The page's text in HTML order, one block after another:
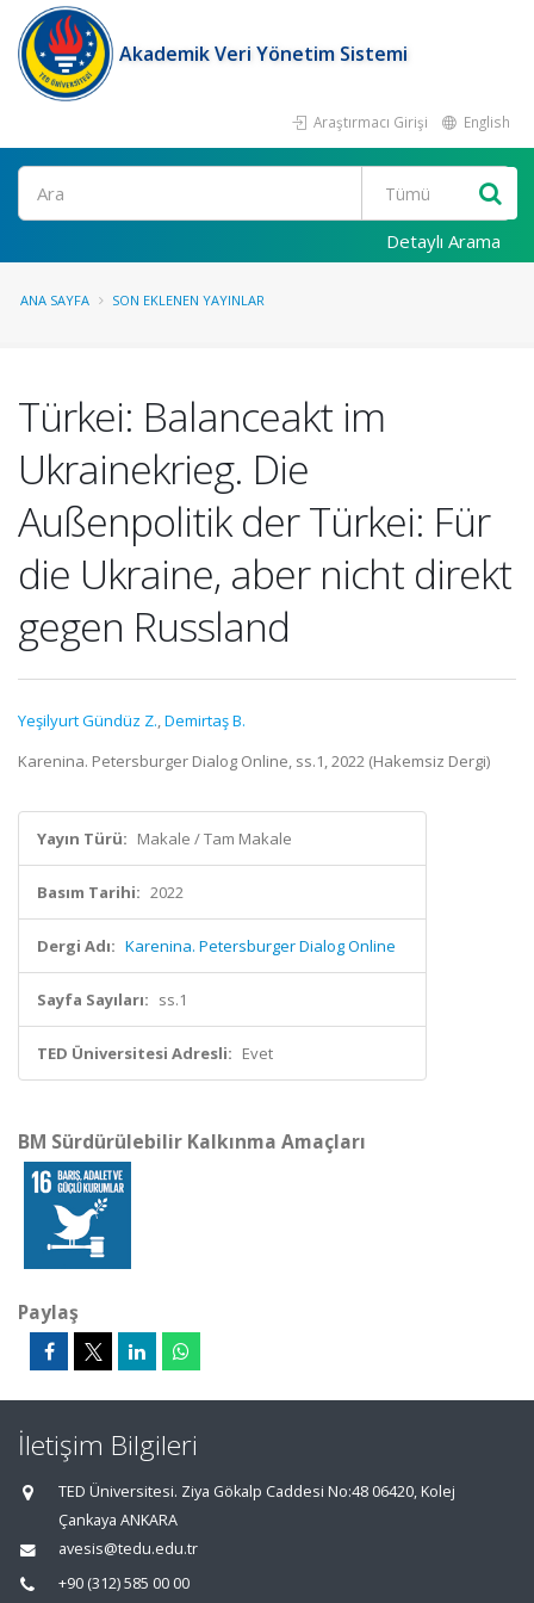
Akademik Veri Yönetim Sistemi
Araştırmacı Girişi English
Ara
Detaylı Arama
ANA SAYFA SON EKLENEN YAYINLAR
Türkei: Balanceakt im
Ukrainekrieg. Die
Außenpolitik der Türkei: Für
die Ukraine, aber nicht direkt
gegen Russland
Yeşilyurt Gündüz Z.,Demirtaş B.
Karenina. Petersburger Dialog Online, ss.1, 2022 (Hakemsiz Dergi)
Yayın Türü: Makale / Tam Makale
Basım Tarihi: 2022
Dergi Adı: Karenina. Petersburger Dialog Online
Sayfa Sayıları: ss.1
TED Üniversitesi Adresli: Evet
BM Sürdürülebilir Kalkınma Amaçları
Paylaş
İletişim Bilgileri
TED Üniversitesi. Ziya Gökalp Caddesi No:48 06420, Kolej
Çankaya ANKARA
avesis@tedu.edu.tr
+90 (312) 585 00 00